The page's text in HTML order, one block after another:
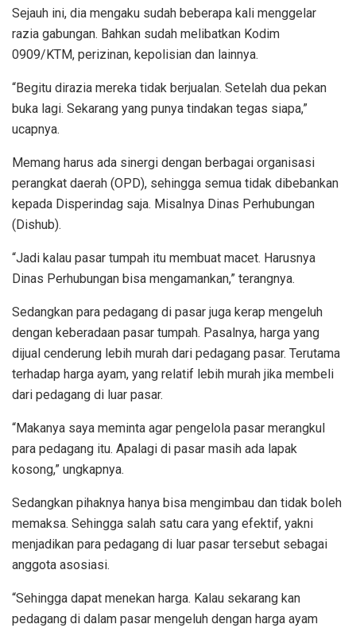
Sejauh ini, dia mengaku sudah beberapa kali menggelar
razia gabungan. Bahkan sudah melibatkan Kodim
0909/KTM, perizinan, kepolisian dan lainnya.
“Begitu dirazia mereka tidak berjualan. Setelah dua pekan
buka lagi. Sekarang yang punya tindakan tegas siapa,”
ucapnya.
Memang harus ada sinergi dengan berbagai organisasi
perangkat daerah (OPD), sehingga semua tidak dibebankan
kepada Disperindag saja. Misalnya Dinas Perhubungan
(Dishub).
“Jadi kalau pasar tumpah itu membuat macet. Harusnya
Dinas Perhubungan bisa mengamankan,” terangnya.
Sedangkan para pedagang di pasar juga kerap mengeluh
dengan keberadaan pasar tumpah. Pasalnya, harga yang
dijual cenderung lebih murah dari pedagang pasar. Terutama
terhadap harga ayam, yang relatif lebih murah jika membeli
dari pedagang di luar pasar.
“Makanya saya meminta agar pengelola pasar merangkul
para pedagang itu. Apalagi di pasar masih ada lapak
kosong,” ungkapnya.
Sedangkan pihaknya hanya bisa mengimbau dan tidak boleh
memaksa. Sehingga salah satu cara yang efektif, yakni
menjadikan para pedagang di luar pasar tersebut sebagai
anggota asosiasi.
“Sehingga dapat menekan harga. Kalau sekarang kan
pedagang di dalam pasar mengeluh dengan harga ayam